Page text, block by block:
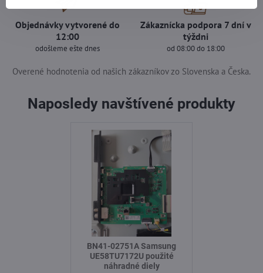
Objednávky vytvorené do
12:00
odošleme ešte dnes
Zákaznícka podpora 7 dní v
týždni
od 08:00 do 18:00
Overené hodnotenia od našich zákazníkov zo Slovenska a Česka.
Naposledy navštívené produkty
BN41-02751A Samsung
UE58TU7172U použité
náhradné diely